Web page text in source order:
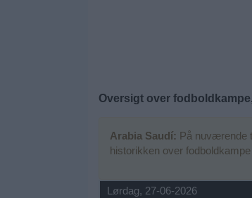
Oversigt over
Arabia Saudí: På nuværende
historikken over
Lørdag, 27-06-2026